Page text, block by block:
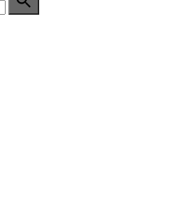
Search